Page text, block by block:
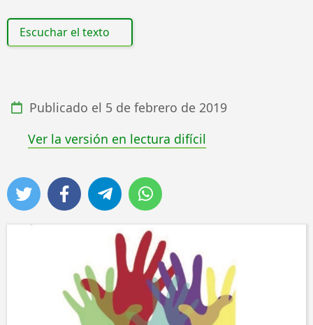
Escuchar el texto
Publicado el 5 de febrero de 2019
Ver la versión en lectura difícil